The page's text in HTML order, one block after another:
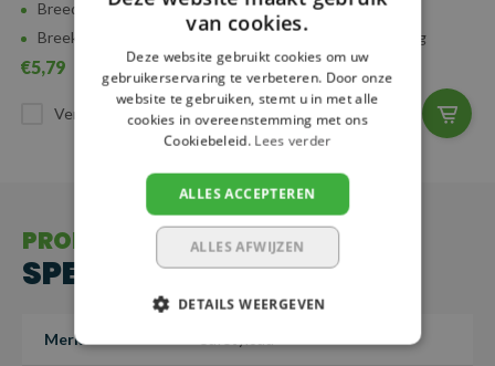
Breedte: 25 mm
Breeksterkte: 300 kg
€5,79
Vergelijk
Breedte: 25 mm
Breeksterkte: 300 kg
€5,94
Vergelijk
PRODUCT
SPECIFICATIES
Merk
van cookies.
Deze website gebruikt cookies om uw
gebruikerservaring te verbeteren. Door onze
website te gebruiken, stemt u in met alle
cookies in overeenstemming met ons
Cookiebeleid. Lees verder
ALLES ACCEPTEREN
ALLES AFWIJZEN
DETAILS WEERGEVEN